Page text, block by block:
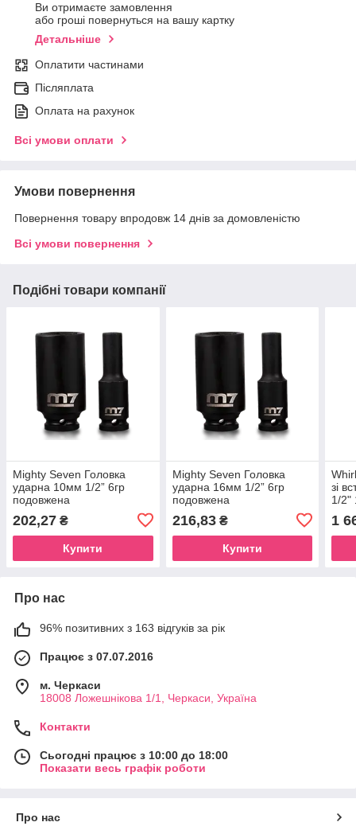
Ви отримаєте замовлення
або гроші повернуться на вашу картку
Детальніше
Оплатити частинами
Післяплата
Оплата на рахунок
Всі умови оплати
Умови повернення
Повернення товару впродовж 14 днів за домовленістю
Всі умови повернення
Подібні товари компанії
Mighty Seven Головка
ударна 10мм 1/2” 6гр
подовжена
202,27 ₴
Купити
Mighty Seven Головка
ударна 16мм 1/2” 6гр
подовжена
216,83₴
Купити
зі
1/2"
1
Про нас
96% позитивних з 163 відгуків за рік
Працює з 07.07.2016
м. Черкаси
18008 Ложешнікова 1/1, Черкаси, Україна
Контакти
Сьогодні працює з 10:00 до 18:00
Показати весь графік роботи
Про нас